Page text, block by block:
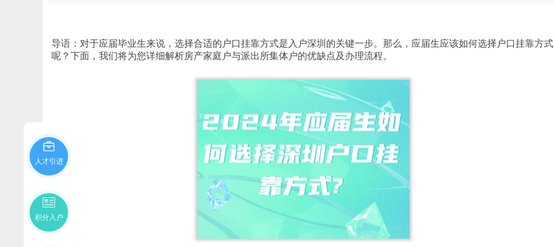
导语：对于应届毕业生来说，选择合适的户口挂靠方式是入户深圳的关键一步。那么，应届生应该如何选择户口挂靠方式
呢？下面，我们将为您详细解析房产家庭户与派出所集体户的优缺点及办理流程。
人才引进
积分入户